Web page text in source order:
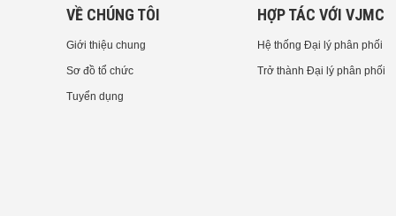
VỀ CHÚNG TÔI
Giới thiệu chung
Sơ đồ tổ chức
Tuyển dụng
HỢP TÁC VỚI VJMC
Hệ thống Đại lý phân phối
Trở thành Đại lý phân phối